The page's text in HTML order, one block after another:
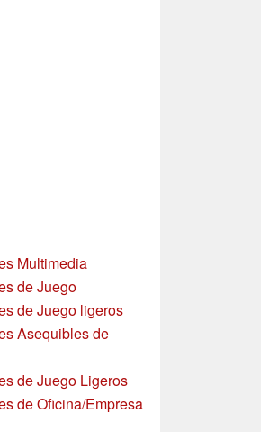
Multimedia
de Juego
de Juego ligeros
Asequibles de
de Juego Ligeros
de Oficina/Empresa